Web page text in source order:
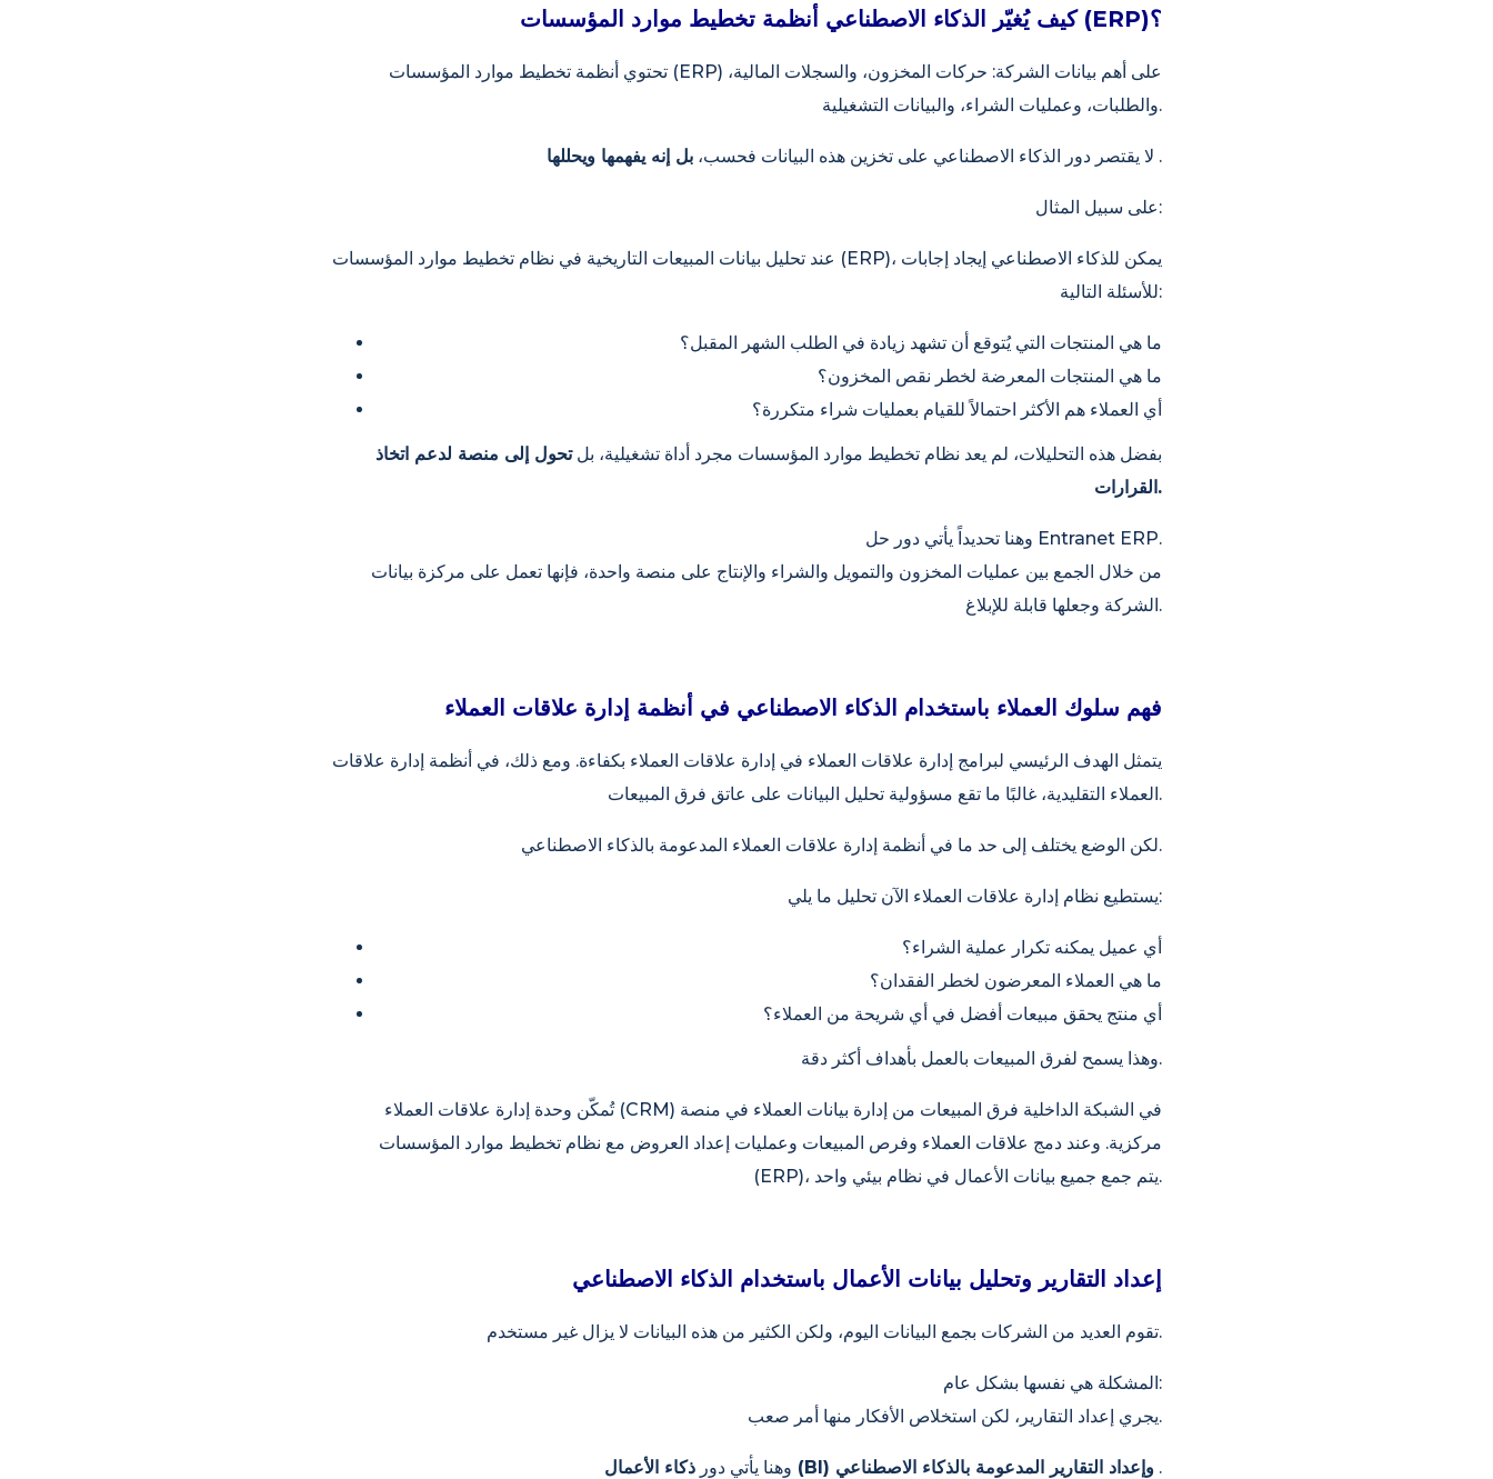
كيف يُغيّر الذكاء الاصطناعي أنظمة تخطيط موارد المؤسسات (ERP)؟
تحتوي أنظمة تخطيط موارد المؤسسات (ERP) على أهم بيانات الشركة: حركات المخزون، والسجلات المالية،
والطلبات، وعمليات الشراء، والبيانات التشغيلية.
لا يقتصر دور الذكاء الاصطناعي على تخزين هذه البيانات فحسب، بل إنه يفهمها ويحللها .
على سبيل المثال:
عند تحليل بيانات المبيعات التاريخية في نظام تخطيط موارد المؤسسات (ERP)، يمكن للذكاء الاصطناعي إيجاد إجابات
للأسئلة التالية:
ما هي المنتجات التي يُتوقع أن تشهد زيادة في الطلب الشهر المقبل؟
ما هي المنتجات المعرضة لخطر نقص المخزون؟
أي العملاء هم الأكثر احتمالاً للقيام بعمليات شراء متكررة؟
بفضل هذه التحليلات، لم يعد نظام تخطيط موارد المؤسسات مجرد أداة تشغيلية، بلتحول إلى منصة لدعم اتخاذ
القرارات.
وهنا تحديداً يأتي دور حل Entranet ERP.
من خلال الجمع بين عمليات المخزون والتمويل والشراء والإنتاج على منصة واحدة، فإنها تعمل على مركزة بيانات
الشركة وجعلها قابلة للإبلاغ.
فهم سلوك العملاء باستخدام الذكاء الاصطناعي في أنظمة إدارة علاقات العملاء
يتمثل الهدف الرئيسي لبرامج إدارة علاقات العملاء في إدارة علاقات العملاء بكفاءة. ومع ذلك، في أنظمة إدارة علاقات
العملاء التقليدية، غالبًا ما تقع مسؤولية تحليل البيانات على عاتق فرق المبيعات.
لكن الوضع يختلف إلى حد ما في أنظمة إدارة علاقات العملاء المدعومة بالذكاء الاصطناعي.
يستطيع نظام إدارة علاقات العملاء الآن تحليل ما يلي:
أي عميل يمكنه تكرار عملية الشراء؟
ما هي العملاء المعرضون لخطر الفقدان؟
أي منتج يحقق مبيعات أفضل في أي شريحة من العملاء؟
وهذا يسمح لفرق المبيعات بالعمل بأهداف أكثر دقة.
تُمكّن وحدة إدارة علاقات العملاء (CRM) في الشبكة الداخلية فرق المبيعات من إدارة بيانات العملاء في منصة
مركزية. وعند دمج علاقات العملاء وفرص المبيعات وعمليات إعداد العروض مع نظام تخطيط موارد المؤسسات
(ERP)، يتم جمع جميع بيانات الأعمال في نظام بيئي واحد.
إعداد التقارير وتحليل بيانات الأعمال باستخدام الذكاء الاصطناعي
تقوم العديد من الشركات بجمع البيانات اليوم، ولكن الكثير من هذه البيانات لا يزال غير مستخدم.
المشكلة هي نفسها بشكل عام:
يجري إعداد التقارير، لكن استخلاص الأفكار منها أمر صعب.
وهنا يأتي دور ذكاء الأعمال (BI) وإعداد التقارير المدعومة بالذكاء الاصطناعي .